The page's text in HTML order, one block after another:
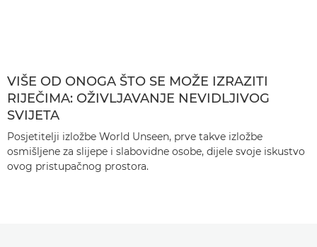
VIŠE OD ONOGA ŠTO SE MOŽE IZRAZITI
RIJEČIMA: OŽIVLJAVANJE NEVIDLJIVOG
SVIJETA
Posjetitelji izložbe World Unseen, prve takve izložbe
osmišljene za slijepe i slabovidne osobe, dijele svoje iskustvo
ovog pristupačnog prostora.